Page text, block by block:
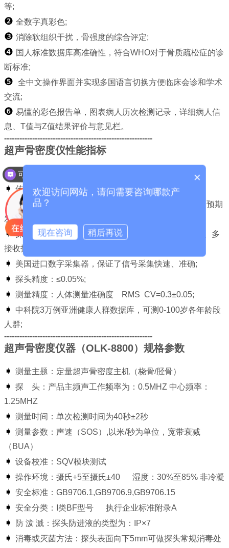
等;
❷ 全数字真彩色;
❸ 消除软组织干扰，骨强度的综合评定;
❹ 国人标准数据库高准确性，符合WHO对于骨质疏松症的诊
断标准;
❺ 全中文操作界面并实现多国语言切换方便临床会诊和学术
交流;
❻ 易懂的彩色报告单，图表病人历次检测记录，详细病人信
息、T值与Z值结果评价与意见栏。
----------------------------------------------------------
超声骨密度仪性能指标
➧超声扫描：超声多发射、多接收技术
➧传导方式：全干式;
➧
诊断分析：T值， Z值， %比值, 骨质量指数，骨龄，预期
发生骨质疏松的年龄,相对骨折风险等
➧探头：引进美国通用超声晶体探头技术，探头多发射、多
接收技术，确保准确测量检测者骨质情况
➧ 美国进口数字采集器，保证了信号采集快速、准确;
➧ 探头精度：≤0.05%;
➧ 测量精度：人体测量准确度 RMS CV=0.3±0.05;
➧
中科院3万例亚洲健康人群数据库，可测0-100岁各年龄段
人群;
----------------------------------------------------------
超声骨密度仪器（OLK-8800）规格参数
➧ 测量主题：定量超声骨密度主机（桡骨/胫骨）
➧ 探 头：产品主频声工作频率为：0.5MHZ 中心频率：
1.25MHZ
➧ 测量时间：单次检测时间为40秒±2秒
➧ 测量参数：声速（SOS）,以米/秒为单位，宽带衰减
（BUA）
➧ 设备校准：SQV模块测试
➧ 操作环境：摄氏+5至摄氏±40 湿度：30%至85% 非冷凝
➧ 安全标准：GB9706.1,GB9706.9,GB9706.15
➧ 安全分类：I类BF型号 执行企业标准附录A
➧ 防 泼 溅：探头防进液的类型为：IP×7
➧ 消毒或灭菌方法：探头表面向下5mm可做探头常规消毒处
×
欢迎访问网站，请问需要咨询哪款产
品？
现在咨询 稍后再说